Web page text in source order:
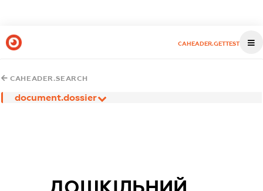
CAHEADER.GETTEST
CAHEADER.SEARCH
document.dossier